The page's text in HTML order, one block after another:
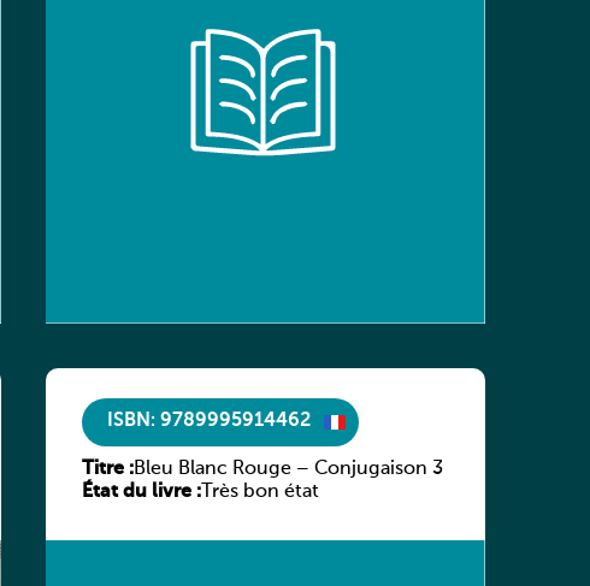
ISBN: 9789995914462
Titre :Bleu Blanc Rouge – Conjugaison 3
État du livre :Très bon état